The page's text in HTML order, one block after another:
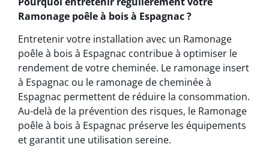
Ramonage poêle à bois à Espagnac ?
Entretenir votre installation avec un Ramonage
poêle à bois à Espagnac contribue à optimiser le
rendement de votre cheminée. Le ramonage insert
à Espagnac ou le ramonage de cheminée à
Espagnac permettent de réduire la consommation.
Au-delà de la prévention des risques, le Ramonage
poêle à bois à Espagnac préserve les équipements
et garantit une utilisation sereine.